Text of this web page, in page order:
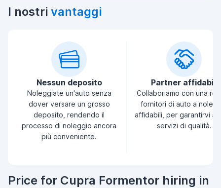
I nostri vantaggi
Nessun deposito
Noleggiate un'auto senza
dover versare un grosso
deposito, rendendo il
processo di noleggio ancora
più conveniente.
Partner affidabili
Collaboriamo con una
fornitori di auto a
affidabili, per garantirvi
servizi di qualità.
Price for Cupra Formentor hiring in